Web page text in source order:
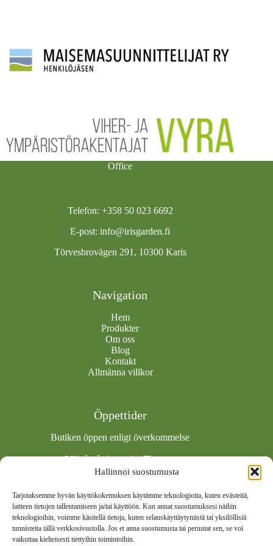
Hallinnoi suostumusta
Tarjotaksemme hyvän käyttökokemuksen käytämme teknologioita, kuten evästeitä,
laitteen tietojen tallentamiseen ja/tai käyttöön. Kun annat suostumuksesi näihin
teknologioihin, voimme käsitellä tietoja, kuten selauskäyttäytymistä tai yksilöllisiä
tunnisteita tällä verkkosivustolla. Jos et anna suostumusta tai peruutat sen, se voi
vaikuttaa kielteisesti tiettyihin toimintoihin.
Office
Telefon: +358 50 023 6692
E-post:info@irisgarden.fi
Törvesbrovägen 291, 10300 Karis
Navigation
Hem
Produkter
Om oss
Blog
Kontakt
Allmänna villkor
Öppettider
Butiken öppen enligt överkommelse
Vägledning via Teams
Socials